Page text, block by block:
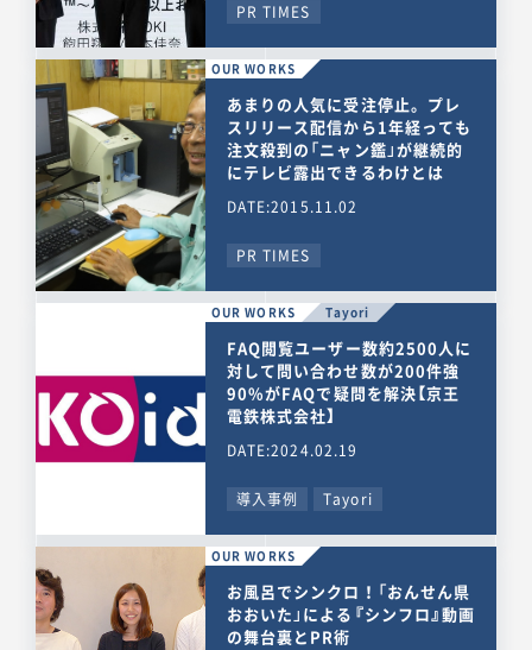
PR TIMES
OUR WORKS
あまりの人気に受注停止。プレ
スリリース配信から1年経っても
注文殺到の「ニャン鑑」が継続的
にテレビ露出できるわけとは
DATE:2015.11.02
PR TIMES
OUR WORKS Tayori
FAQ閲覧ユーザー数約2500人に
対して問い合わせ数が200件強
90%がFAQで疑問を解決【京王
電鉄株式会社】
DATE:2024.02.19
導入事例 Tayori
OUR WORKS
お風呂でシンクロ！「おんせん県
おおいた」による『シンフロ』動画
の舞台裏とPR術